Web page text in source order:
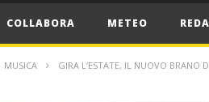
COLLABORA METEO
MUSICA GIRA L’ESTATE, IL NUOVO BRANO